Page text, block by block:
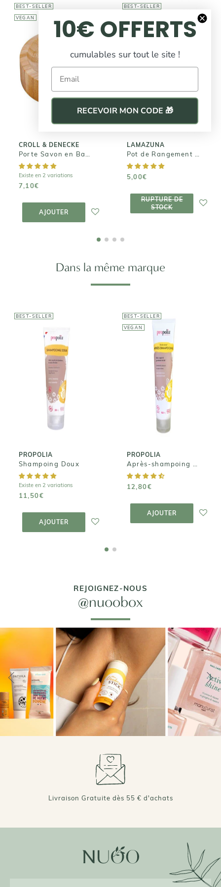
+ DE 70 000 AVIS VÉRIFIÉS 4,7/5 ⭐️
BEST-SELLER
VEGAN
CROLL & DENECKE
Existe en 2 variations
7,10€
AJOUTER
CROLL &
DENECKE
Porte Savon en
Bambou
PANIER
BEST-SELLER
LAMAZUNA
5,00€
RUPTURE DE
STOCK
LAMAZUNA
Pot de
Cosmétiques
Solides
5,00€
STOCK
Dans la même marque
BEST-SELLER
PROPOLIA
Shampoing Doux
Existe en 2 variations
11,50€
AJOUTER
PROPOLIA
Shampoing
Doux
11,50€
PANIER
BEST-SELLER
VEGAN
PROPOLIA
12,80€
AJOUTER
PROPOLIA
Après-
shampoing
Démêlant
12,80€
PANIER
REJOIGNEZ-NOUS
@nuoobox
Livraison Gratuite dès 55 € d'achats
10€ OFFERTS
cumulables sur tout le site !
Email
RECEVOIR MON CODE 🎁